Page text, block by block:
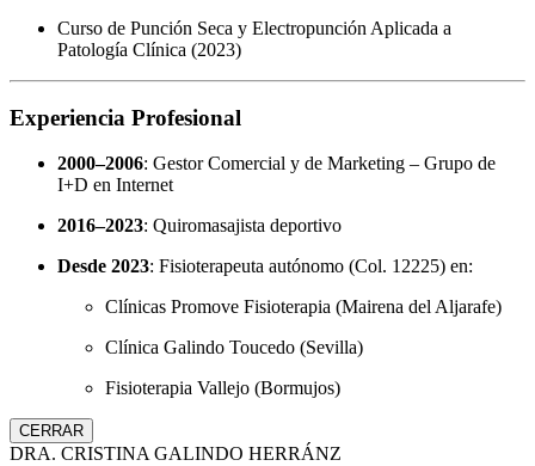
Curso de Punción Seca y Electropunción Aplicada a
Patología Clínica (2023)
Experiencia Profesional
2000–2006: Gestor Comercial y de Marketing – Grupo de
I+D en Internet
2016–2023: Quiromasajista deportivo
Desde 2023: Fisioterapeuta autónomo (Col. 12225) en:
Clínicas Promove Fisioterapia (Mairena del Aljarafe)
Clínica Galindo Toucedo (Sevilla)
Fisioterapia Vallejo (Bormujos)
CERRAR
DRA. CRISTINA GALINDO HERRÁNZ